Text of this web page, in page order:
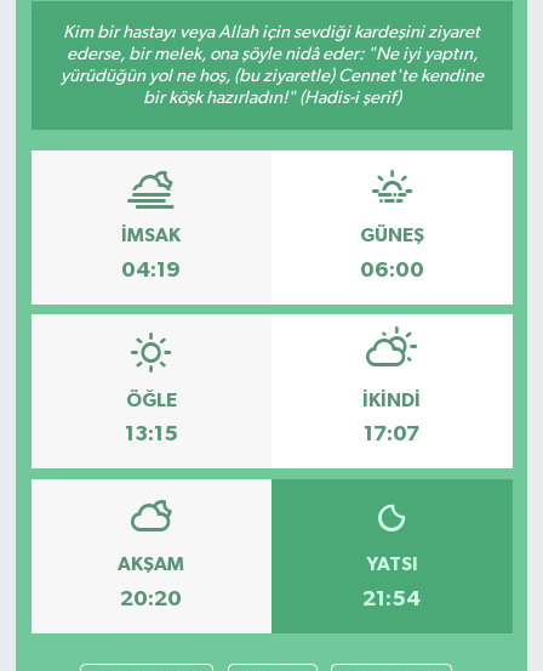
Kim bir hastayı veya Allah için sevdiği kardeşini ziyaret
ederse, bir melek, ona şöyle nidâ eder: "Ne iyi yaptın,
yürüdüğün yol ne hoş, (bu ziyaretle) Cennet'te kendine
bir köşk hazırladın!" (Hadis-i şerif)
İMSAK
04:19
GÜNEŞ
06:00
ÖĞLE
13:15
İKINDI
17:07
AKŞAM
20:20
YATSI
21:54